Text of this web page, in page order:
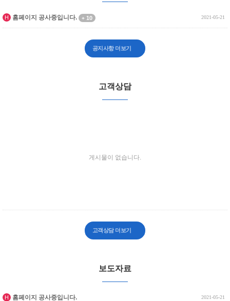
H 홈페이지 공사중입니다. + 10 2021-05-21
공지사항 더보기
고객상담
게시물이 없습니다.
고객상담 더보기
보도자료
H 홈페이지 공사중입니다. 2021-05-21